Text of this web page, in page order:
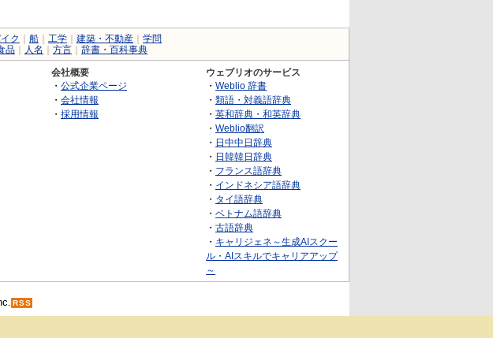
ク 船 工学 建築・不動産
学問
品 人名 方言 辞書・百科事典
会社概要
・ 公式企業ページ
・ 会社情報
・ 採用情報
ウェブリオのサービス
・ Weblio 辞書
・ 類語・対義語辞典
・ 英和辞典・和英辞典
・ Weblio翻訳
・ 日中中日辞典
・ 日韓韓日辞典
・ フランス語辞典
・ インドネシア語辞典
・ タイ語辞典
・ ベトナム語辞典
・ 古語辞典
・ キャリジェネ～生成AIスクー
ル・AIスキルでキャリアアップ
～
RSS